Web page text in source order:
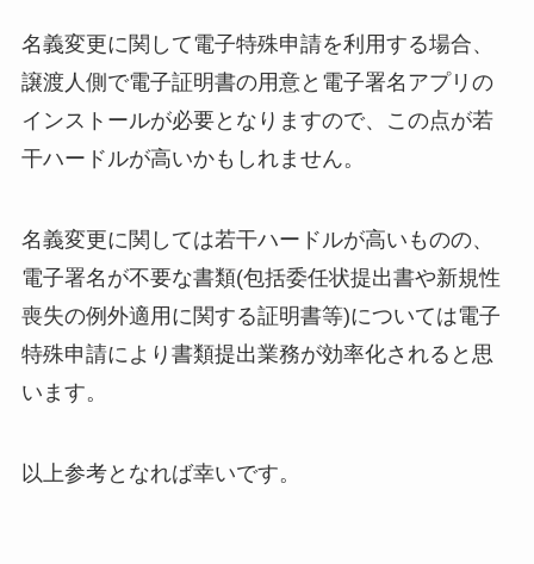
名義変更に関して電子特殊申請を利用する場合、
譲渡人側で電子証明書の用意と電子署名アプリの
インストールが必要となりますので、この点が若
干ハードルが高いかもしれません。
名義変更に関しては若干ハードルが高いものの、
電子署名が不要な書類(包括委任状提出書や新規性
喪失の例外適用に関する証明書等)については電子
特殊申請により書類提出業務が効率化されると思
います。
以上参考となれば幸いです。